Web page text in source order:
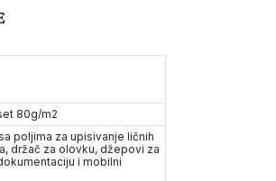
80g/m2
poljima za upisivanje ličnih
držač za olovku, džepovi za
i mobilni